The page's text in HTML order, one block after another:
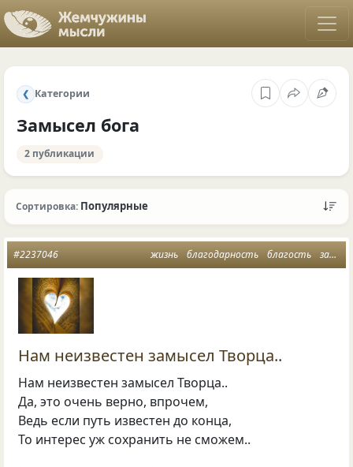
❮ Категории
Замысел бога
2 публикации
Сортировка: Популярные
жизнь благодарность благость замысел бога
#2237046
Нам неизвестен замысел Творца..
Нам неизвестен замысел Творца..
Да, это очень верно, впрочем,
Ведь если путь известен до конца,
То интерес уж сохранить не сможем..